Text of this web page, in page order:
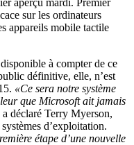
sur les ordinateurs
appareils mobile tactile
à compter de ce
définitive, elle, n’est
«Ce sera notre système
que Microsoft ait jamais
a déclaré Terry Myerson,
d’exploitation.
étape d’une nouvelle